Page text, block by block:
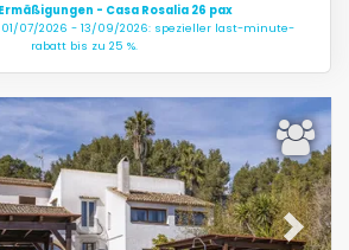
- Casa Rosalia 26 pax
01/07/2026 - 13/09/2026: spezieller last-minute-
rabatt bis zu 25 %.
Next